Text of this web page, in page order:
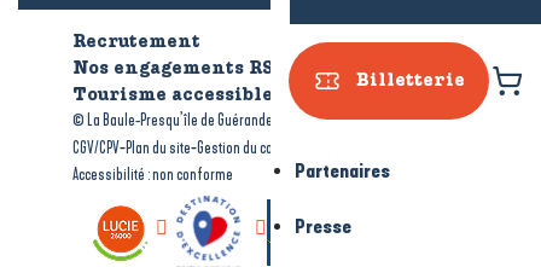
Billetterie
Partenaires
Presse
Recrutement
Qui sommes-nous ?
Nos engagements RSE
Tourisme accessible
© La Baule-Presqu’île de Guérande tourisme-Mentions légales-
CGV/CPV-Plan du site-Gestion du consentement
Accessibilité : non conforme